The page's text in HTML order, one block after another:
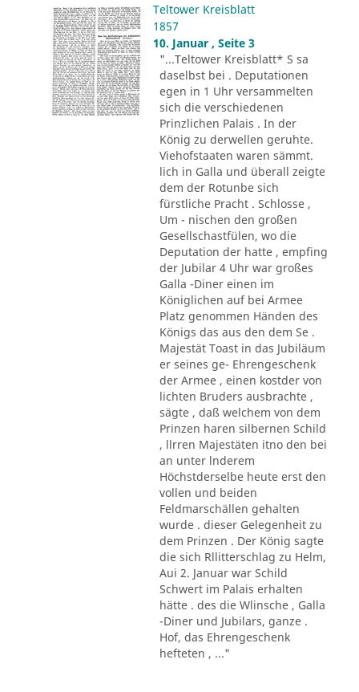
Teltower Kreisblatt
1857
10. Januar , Seite 3
"...Teltower Kreisblatt* S sa
daselbst bei . Deputationen
egen in 1 Uhr versammelten
sich die verschiedenen
Prinzlichen Palais . In der
König zu derwellen geruhte.
Viehofstaaten waren sämmt.
lich in Galla und überall zeigte
dem der Rotunbe sich
fürstliche Pracht . Schlosse ,
Um - nischen den großen
Gesellschastfülen, wo die
Deputation der hatte , empfing
der Jubilar 4 Uhr war großes
Galla -Diner einen im
Königlichen auf bei Armee
Platz genommen Händen des
Königs das aus den dem Se .
Majestät Toast in das Jubiläum
er seines ge- Ehrengeschenk
der Armee , einen kostder von
lichten Bruders ausbrachte ,
sägte , daß welchem von dem
Prinzen haren silbernen Schild
, llrren Majestäten itno den bei
an unter lnderem
Höchstderselbe heute erst den
vollen und beiden
Feldmarschällen gehalten
wurde . dieser Gelegenheit zu
dem Prinzen . Der König sagte
die sich Rllitterschlag zu Helm,
Aui 2. Januar war Schild
Schwert im Palais erhalten
hätte . des die Wlinsche , Galla
-Diner und Jubilars, ganze .
Hof, das Ehrengeschenk
hefteten , ..."